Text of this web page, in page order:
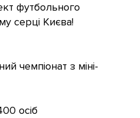
футбольного
серці Києва!
чемпіонат з міні-
осіб